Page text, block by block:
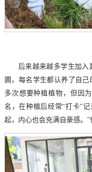
后来越来越多学生加入
圃，每名学生都认养了自
多次想要种植植物，但因
名，在种植后经常“打卡”
起，内心也会充满自豪感。”